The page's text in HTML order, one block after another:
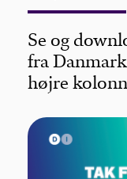
Se og
fra
højre